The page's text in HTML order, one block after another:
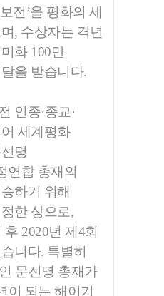
전’을 평화의 세
, 수상자는 격년
화 100만
을 받습니다.
인종·종교·
세계평화
명
연합 총재의
하기 위해
한 상으로,
2020년 제4회
니다. 특별히
문선명 총재가
이 되는 해이기